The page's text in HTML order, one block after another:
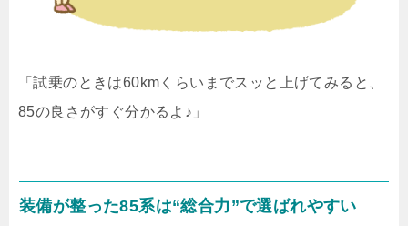
「試乗のときは60kmくらいまでスッと上げてみると、
85の良さがすぐ分かるよ♪」
装備が整った85系は“総合力”で選ばれやすい